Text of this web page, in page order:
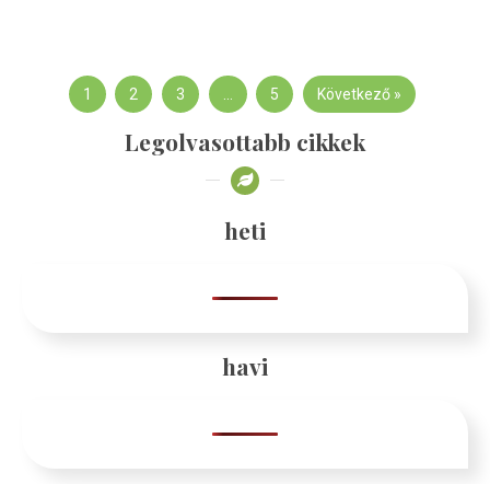
1 2 3 … 5 Következő »
Legolvasottabb cikkek
heti
havi